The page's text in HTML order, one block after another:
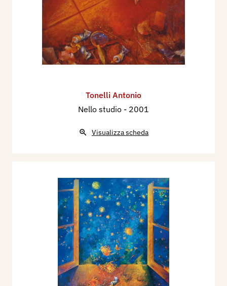
Tonelli Antonio
Nello studio - 2001
Visualizza scheda